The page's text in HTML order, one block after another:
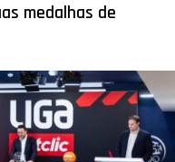
medalhas de